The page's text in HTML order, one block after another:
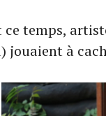
ce temps,
jouaient à